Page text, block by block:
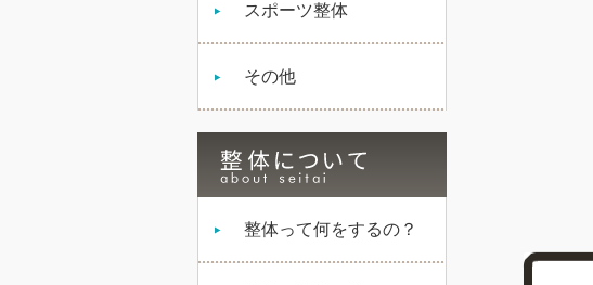
スポーツ整体
その他
整体って何をするの？